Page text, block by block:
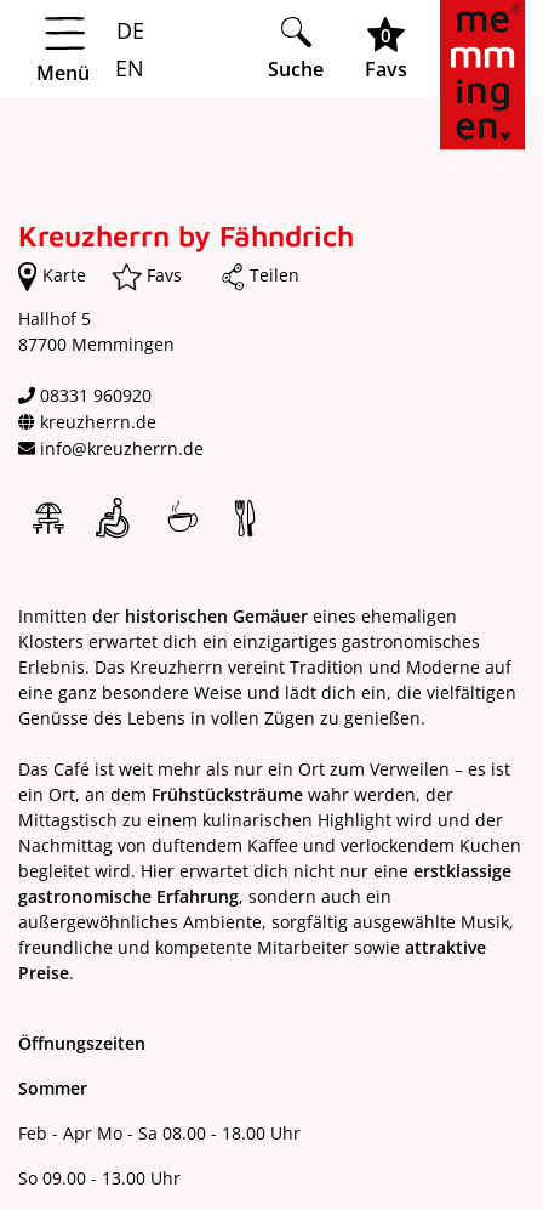
Springe zur Navigation
Springe zum Hauptinhalt
Menü
DE
EN
Suche
0
Favs
Kreuzherrn by Fähndrich
Karte Favs
Teilen
Hallhof 5
87700 Memmingen
08331 960920
kreuzherrn.de
info@kreuzherrn.de
Inmitten der historischen Gemäuer eines ehemaligen
Klosters erwartet dich ein einzigartiges gastronomisches
Erlebnis. Das Kreuzherrn vereint Tradition und Moderne auf
eine ganz besondere Weise und lädt dich ein, die vielfältigen
Genüsse des Lebens in vollen Zügen zu genießen.
Das Café ist weit mehr als nur ein Ort zum Verweilen – es ist
ein Ort, an dem Frühstücksträume wahr werden, der
Mittagstisch zu einem kulinarischen Highlight wird und der
Nachmittag von duftendem Kaffee und verlockendem Kuchen
begleitet wird. Hier erwartet dich nicht nur eine erstklassige
gastronomische Erfahrung, sondern auch ein
außergewöhnliches Ambiente, sorgfältig ausgewählte Musik,
freundliche und kompetente Mitarbeiter sowie attraktive
Preise.
Öffnungszeiten
Sommer
Feb - Apr Mo - Sa 08.00 - 18.00 Uhr
So 09.00 - 13.00 Uhr